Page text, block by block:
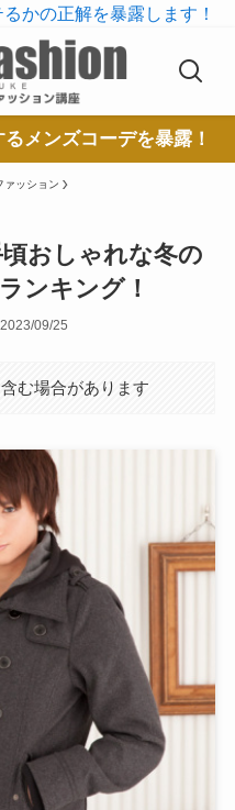
かの正解を暴露します！
メンズコーデを暴露！
ァッション
おしゃれな冬の
ンキング！
2023/09/25
む場合があります